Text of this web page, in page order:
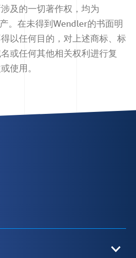
涉及的一切著作权，均为
。在未得到Wendler的书面明
以任何目的，对上述商标、标
或任何其他相关权利进行复
使用。